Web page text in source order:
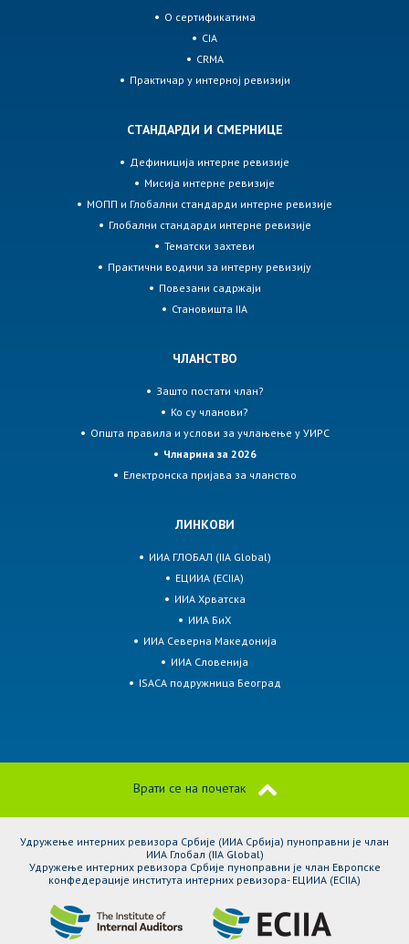
О сертификатима
CIA
CRMA
Практичар у интерној ревизији
СТАНДАРДИ И СМЕРНИЦЕ
Дефиниција интерне ревизије
Мисија интерне ревизије
МОПП и Глобални стандарди интерне ревизије
Глобални стандарди интерне ревизије
Тематски захтеви
Практични водичи за интерну ревизију
Повезани садржаји
Становишта IIA
ЧЛАНСТВО
Зашто постати члан?
Ко су чланови?
Општа правила и услови за учлањење у УИРС
Члнарина за 2026
Електронска пријава за чланство
ЛИНКОВИ
ИИА ГЛОБАЛ (IIA Global)
ЕЦИИА (ECIIA)
ИИА Хрватска
ИИА БиХ
ИИА Северна Македонија
ИИА Словенија
ISACA подружница Београд
Врати се на почетак
Удружење интерних ревизора Србије (ИИА Србија) пуноправни је члан
ИИА Глобал (IIA Global)
Удружење интерних ревизора Србије пуноправни је члан Европске
конфедерације института интерних ревизора- ЕЦИИА (ЕCIIA)